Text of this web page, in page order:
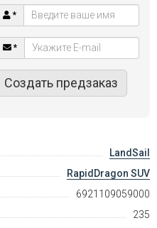
*
*
Создать предзаказ
LandSail
RapidDragon SUV
6921109059000
235